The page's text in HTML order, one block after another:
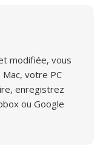
modifiée, vous
votre PC
enregistrez
ou Google